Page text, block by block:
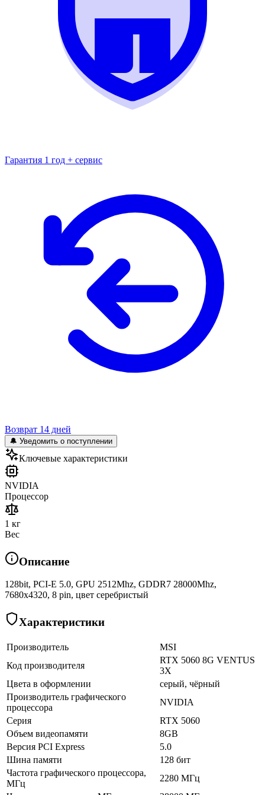
Гарантия 1 год + сервис
Возврат 14 дней
🔔 Уведомить о поступлении
Ключевые характеристики
NVIDIA
Процессор
1 кг
Вес
Описание
128bit, PCI-E 5.0, GPU 2512Mhz, GDDR7 28000Mhz,
7680x4320, 8 pin, цвет серебристый
Характеристики
Производитель
MSI
Код производителя
RTX 5060 8G VENTUS
3X
Цвета в оформлении
серый, чёрный
Производитель графического
процессора
NVIDIA
Серия
RTX 5060
Объем видеопамяти
8GB
Версия PCI Express
5.0
Шина памяти
128 бит
Частота графического процессора,
МГц
2280 МГц